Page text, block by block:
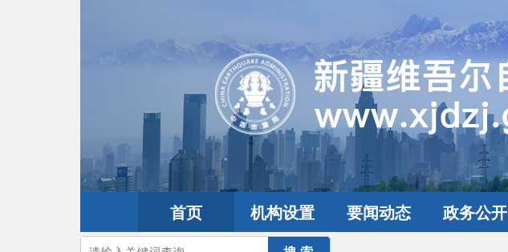
首页 机构设置 要闻动态 政务公开
您的当前位置：首页>地震频道 新疆震讯